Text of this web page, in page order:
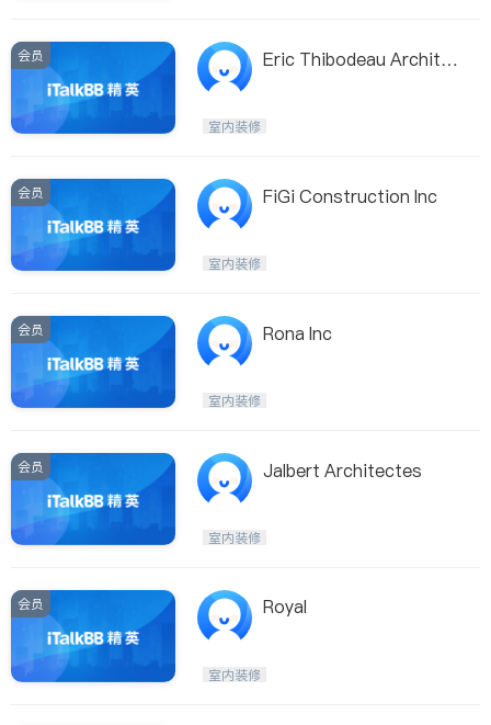
会员
Eric Thibodeau Archite
室内装修
会员 FiGi Construction Inc
室内装修
会员 Rona Inc
室内装修
会员 Jalbert Architectes
室内装修
会员 Royal
室内装修